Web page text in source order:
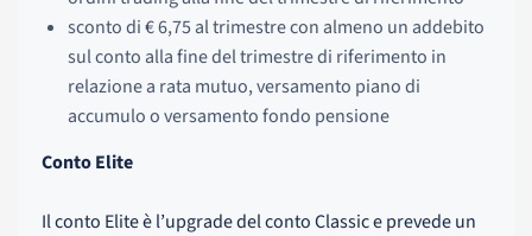
sconto di € 6,75 al trimestre con almeno un addebito
sul conto alla fine del trimestre di riferimento in
relazione a rata mutuo, versamento piano di
accumulo o versamento fondo pensione
Conto Elite
Il conto Elite è l’upgrade del conto Classic e prevede un